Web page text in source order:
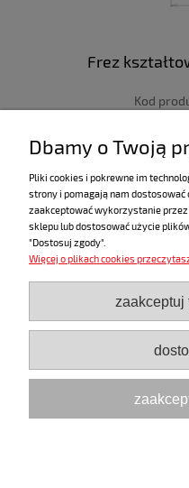
Frez
Kod
Dbamy o Twoją
Pliki cookies i pokrewne im
strony i pomagają nam dostosować
zaakceptować wykorzystanie
sklepu lub dostosować użycie
"Dostosuj zgody".
Więcej o plikach cookies
zaakceptuj